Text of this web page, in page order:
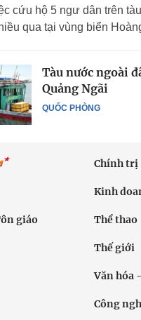
cứu hộ 5 ngư dân trên
qua tại vùng biển
QUỐC PHÒNG
Tàu nước ngoài
Quảng Ngãi
Chính trị
Kinh
giáo Thể thao
Thế giới
Văn hóa
Công